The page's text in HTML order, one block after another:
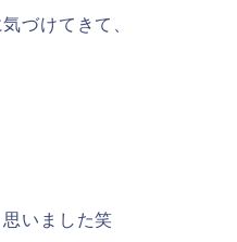
づけてきて、
いました笑